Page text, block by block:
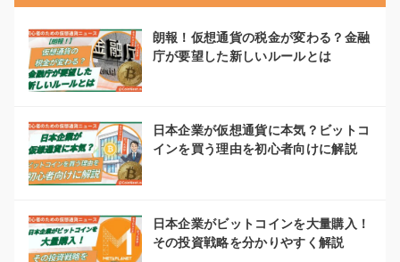
朗報！仮想通貨の税金が変わる？金融
庁が要望した新しいルールとは
日本企業が仮想通貨に本気？ビットコ
インを買う理由を初心者向けに解説
日本企業がビットコインを大量購入！
その投資戦略を分かりやすく解説